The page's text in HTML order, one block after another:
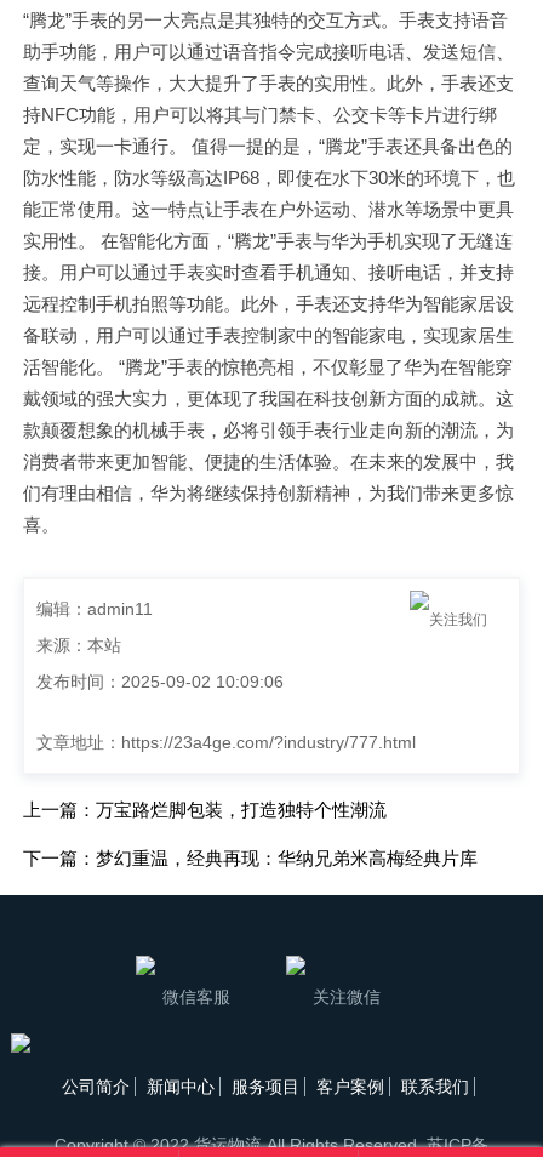
“腾龙”手表的另一大亮点是其独特的交互方式。手表支持语音
助手功能，用户可以通过语音指令完成接听电话、发送短信、
查询天气等操作，大大提升了手表的实用性。此外，手表还支
持NFC功能，用户可以将其与门禁卡、公交卡等卡片进行绑
定，实现一卡通行。 值得一提的是，“腾龙”手表还具备出色的
防水性能，防水等级高达IP68，即使在水下30米的环境下，也
能正常使用。这一特点让手表在户外运动、潜水等场景中更具
实用性。 在智能化方面，“腾龙”手表与华为手机实现了无缝连
接。用户可以通过手表实时查看手机通知、接听电话，并支持
远程控制手机拍照等功能。此外，手表还支持华为智能家居设
备联动，用户可以通过手表控制家中的智能家电，实现家居生
活智能化。 “腾龙”手表的惊艳亮相，不仅彰显了华为在智能穿
戴领域的强大实力，更体现了我国在科技创新方面的成就。这
款颠覆想象的机械手表，必将引领手表行业走向新的潮流，为
消费者带来更加智能、便捷的生活体验。在未来的发展中，我
们有理由相信，华为将继续保持创新精神，为我们带来更多惊
喜。
关注我们
编辑：admin11
来源：本站
发布时间：2025-09-02 10:09:06
文章地址： https://23a4ge.com/?industry/777.html
上一篇：万宝路烂脚包装，打造独特个性潮流
下一篇：梦幻重温，经典再现：华纳兄弟米高梅经典片库
微信客服 关注微信
公司简介 新闻中心 服务项目 客户案例 联系我们
Copyright © 2022 货运物流 All Rights Reserved.苏ICP备